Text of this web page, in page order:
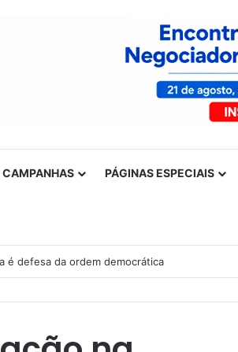
CAMPANHAS PÁGINAS ESPECIAIS
é defesa da ordem democrática